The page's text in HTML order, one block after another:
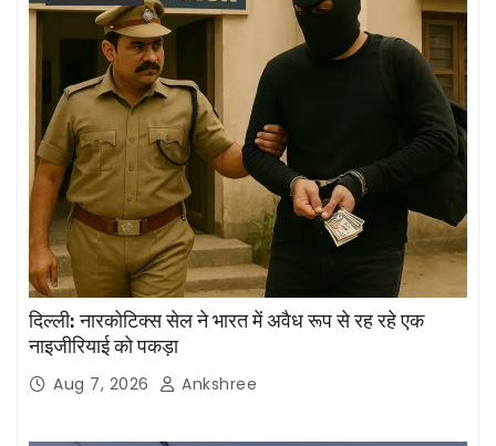
दिल्ली: नारकोटिक्स सेल ने भारत में अवैध रूप से रह रहे एक
नाइजीरियाई को पकड़ा
Aug 7, 2026 Ankshree